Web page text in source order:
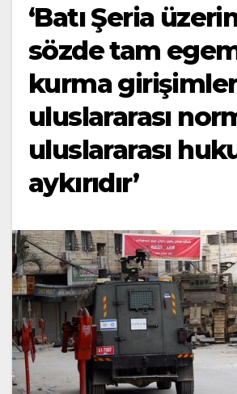
‘Batı Şeria
sözde tam
kurma
uluslararası
uluslararası
aykırıdır’